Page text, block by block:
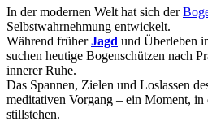
In der modernen Welt hat sich der
Selbstwahrnehmung entwickelt.
Während früherJagd und Überleben
suchen heutige Bogenschützen nach
innerer Ruhe.
Das Spannen, Zielen und Loslassen
meditativen Vorgang – ein Moment, in
stillstehen.